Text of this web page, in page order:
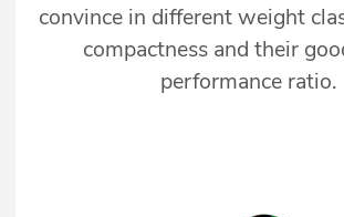
convince in different weight
compactness and their
performance ratio.